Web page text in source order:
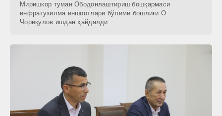
Миришкор туман Ободонлаштириш бошқармаси
инфратузилма иншоотлари бўлими бошлиғи О.
Чориқулов ишдан ҳайдалди.